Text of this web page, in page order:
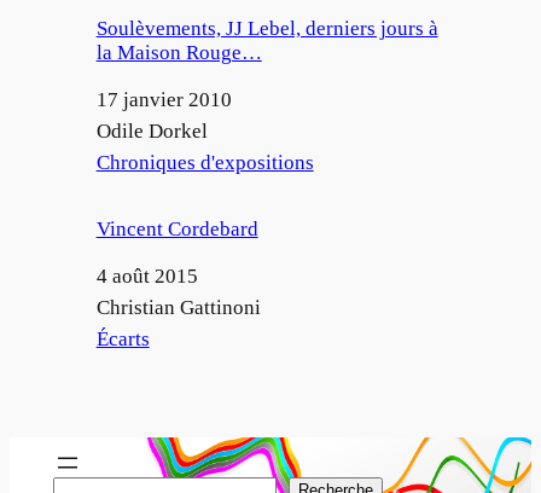
Soulèvements, JJ Lebel, derniers jours à
la Maison Rouge…
Date
17 janvier 2010
Auteur
Odile Dorkel
Par rapport à
Chroniques d'expositions
Vincent Cordebard
Date
4 août 2015
Auteur
Christian Gattinoni
Par rapport à
Écarts